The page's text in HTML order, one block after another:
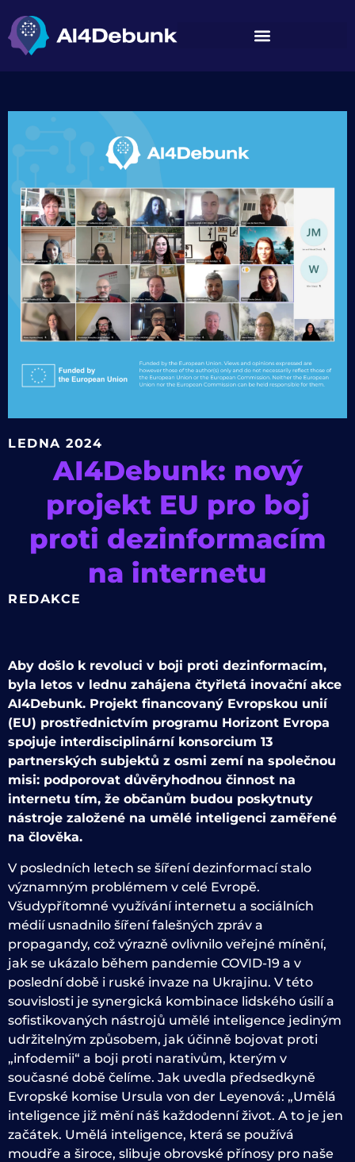
LEDNA 2024
AI4Debunk: nový
projekt EU pro boj
proti dezinformacím
na internetu
REDAKCE
Aby došlo k revoluci v boji proti dezinformacím,
byla letos v lednu zahájena čtyřletá inovační akce
AI4Debunk. Projekt financovaný Evropskou unií
(EU) prostřednictvím programu Horizont Evropa
spojuje interdisciplinární konsorcium 13
partnerských subjektů z osmi zemí na společnou
misi: podporovat důvěryhodnou činnost na
internetu tím, že občanům budou poskytnuty
nástroje založené na umělé inteligenci zaměřené
na člověka.
V posledních letech se šíření dezinformací stalo
významným problémem v celé Evropě.
Všudypřítomné využívání internetu a sociálních
médií usnadnilo šíření falešných zpráv a
propagandy, což výrazně ovlivnilo veřejné mínění,
jak se ukázalo během pandemie COVID-19 a v
poslední době i ruské invaze na Ukrajinu. V této
souvislosti je synergická kombinace lidského úsilí a
sofistikovaných nástrojů umělé inteligence jediným
udržitelným způsobem, jak účinně bojovat proti
„infodemii“ a boji proti narativům, kterým v
současné době čelíme. Jak uvedla předsedkyně
Evropské komise Ursula von der Leyenová: „Umělá
inteligence již mění náš každodenní život. A to je jen
začátek. Umělá inteligence, která se používá
moudře a široce, slibuje obrovské přínosy pro naše